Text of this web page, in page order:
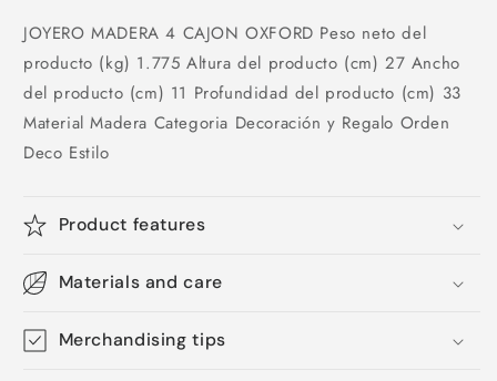
JOYERO MADERA 4 CAJON OXFORD Peso neto del
producto (kg) 1.775 Altura del producto (cm) 27 Ancho
del producto (cm) 11 Profundidad del producto (cm) 33
Material Madera Categoria Decoración y Regalo Orden
Deco Estilo
Product features
Materials and care
Merchandising tips